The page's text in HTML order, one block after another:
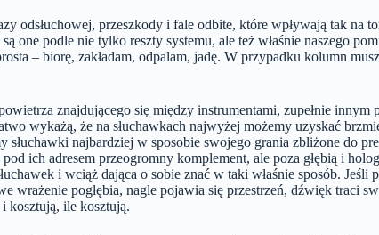
odsłuchowej, przeszkody i fale odbite, które wpływają tak na
one podle nie tylko reszty systemu, ale też właśnie naszego
– biorę, zakładam, odpalam, jadę. W przypadku kolumn
znajdującego się między instrumentami, zupełnie innym
wykażą, że na słuchawkach najwyżej możemy uzyskać
najbardziej w sposobie swojego grania zbliżone do
ich adresem przeogromny komplement, ale poza głębią i
i wciąż dająca o sobie znać w taki właśnie sposób. Jeśli
pogłębia, nagle pojawia się przestrzeń, dźwięk traci
kosztują, ile kosztują.